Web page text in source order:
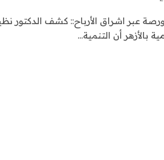
عبر اشراق الأرباح:: كشف الدكتور
بالأزهر أن التنمية…